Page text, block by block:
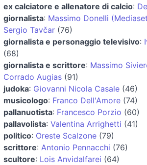
ex calciatore e allenatore di calcio:
giornalista: Massimo Donelli
Sergio Tavčar (76)
giornalista e personaggio televisivo:
(68)
giornalista e scrittore: Massimo
Corrado Augias (91)
judoka: Giovanni Nicola Casale (46)
musicologo: Franco Dell'Amore (74)
pallanuotista: Francesco Porzio (60)
pallavolista: Valentina Arrighetti (41)
politico: Oreste Scalzone (79)
scrittore: Antonio Pennacchi (76)
scultore: Lois Anvidalfarei (64)